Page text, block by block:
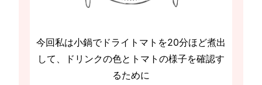
今回私は小鍋でドライトマトを20分ほど煮出
して、ドリンクの色とトマトの様子を確認す
るために